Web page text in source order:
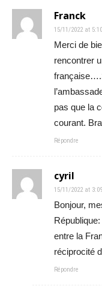
Franck
15/11/2022 at
Merci de
rencontrer
pas que la
courant.
Répondre
cyril
15/11/2022 at
Bonjour,
entre la
réciprocité
Répondre